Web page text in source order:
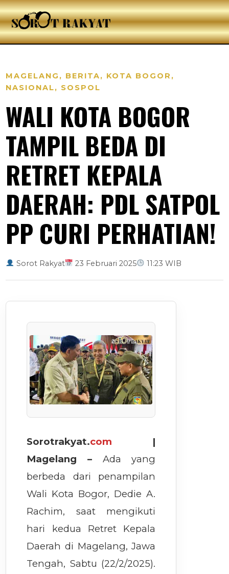
MAGELANG , BERITA, KOTA BOGOR ,
NASIONAL, SOSPOL
WALI KOTA BOGOR
TAMPIL BEDA DI
RETRET KEPALA
DAERAH: PDL SATPOL
PP CURI PERHATIAN!
Sorot Rakyat 23 Februari 2025 11:23 WIB
Sorotrakyat.com |
Magelang – Ada yang
berbeda dari penampilan
Wali Kota Bogor, Dedie A.
Rachim, saat mengikuti
hari kedua Retret Kepala
Daerah di Magelang, Jawa
Tengah, Sabtu (22/2/2025).